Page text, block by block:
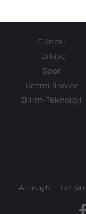
Güncel
Türkiye
Spor
Resmi İlanlar
Bilim-Teknoloji
Anasayfa